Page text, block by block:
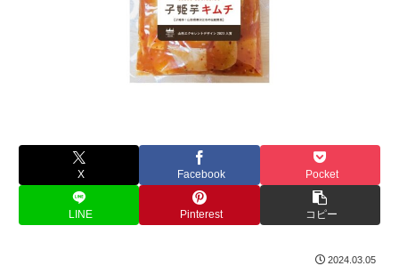
X Facebook Pocket
LINE Pinterest コピー
2024.03.05